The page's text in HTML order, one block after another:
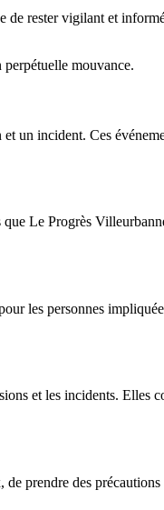
rester vigilant et
perpétuelle mouvance.
un incident. Ces
Le Progrès
les personnes
et les incidents. Elles
prendre des